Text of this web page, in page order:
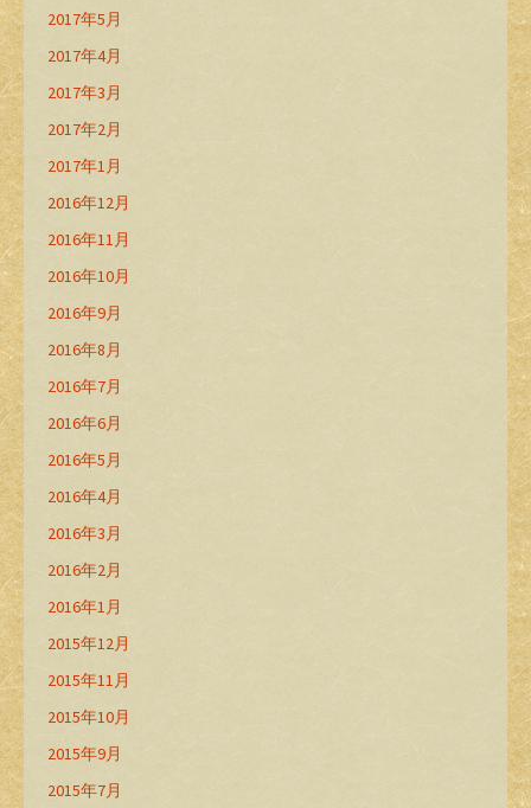
2017年5月
2017年4月
2017年3月
2017年2月
2017年1月
2016年12月
2016年11月
2016年10月
2016年9月
2016年8月
2016年7月
2016年6月
2016年5月
2016年4月
2016年3月
2016年2月
2016年1月
2015年12月
2015年11月
2015年10月
2015年9月
2015年7月